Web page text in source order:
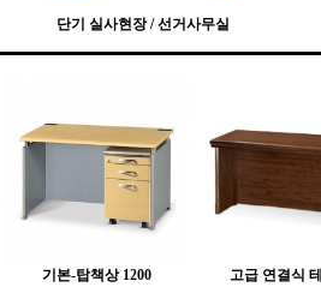
단기 실사현장 / 선거사무실
기본-탑책상 1200 고급 연결식